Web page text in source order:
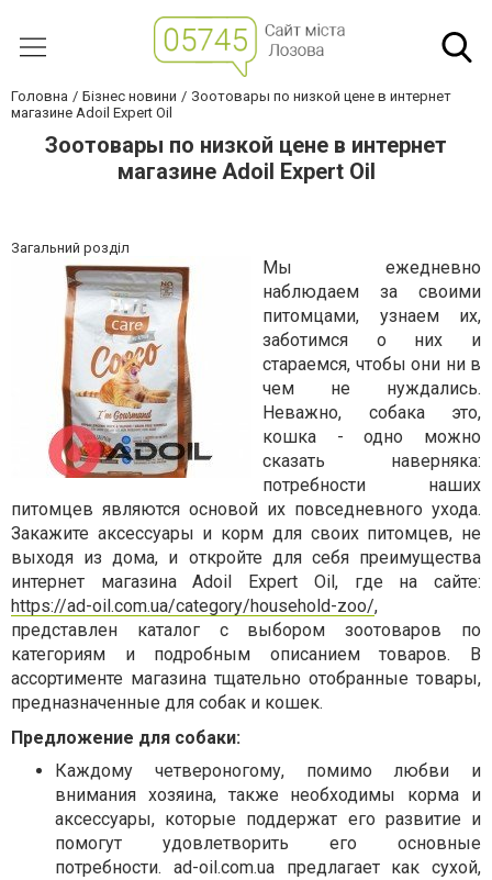
Головна Бізнес новини
Зоотовары по низкой цене в интернет
магазине Adoil Expert Oil
Зоотовары по низкой цене в интернет
магазине Adoil Expert Oil
Загальний розділ
Мы ежедневно
наблюдаем за своими
питомцами, узнаем их,
заботимся о них и
стараемся, чтобы они ни в
чем не нуждались.
Неважно, собака это,
кошка - одно можно
сказать наверняка:
потребности наших
питомцев являются основой их повседневного ухода.
Закажите аксессуары и корм для своих питомцев, не
выходя из дома, и откройте для себя преимущества
интернет магазина
Adoil Expert Oil, где на сайте:
https://ad-oil.com.ua/category/household-zoo/,
представлен каталог с выбором зоотоваров по
категориям и подробным описанием товаров.
В
ассортименте магазина тщательно отобранные товары,
предназначенные для собак и кошек.
Предложение для собаки:
Каждому четвероногому, помимо любви и
внимания хозяина, также необходимы корма и
аксессуары, которые поддержат его развитие и
помогут удовлетворить его основные
потребности. ad-oil.com.ua предлагает как сухой,